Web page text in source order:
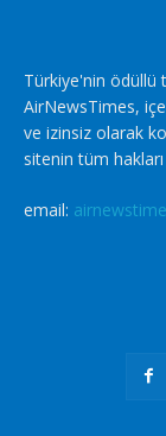
Türkiye'nin ödüllü
AirNewsTimes,
ve izinsiz olarak
sitenin tüm hakları
email: